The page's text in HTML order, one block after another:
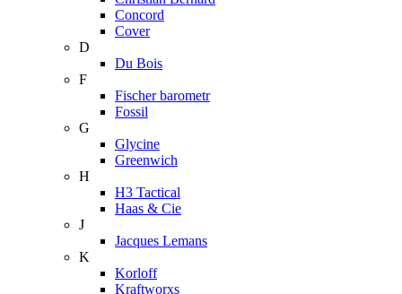
Concord
Cover
D
Du Bois
F
Fischer barometr
Fossil
G
Glycine
Greenwich
H
H3 Tactical
Haas & Cie
J
Jacques Lemans
K
Korloff
Kraftworxs